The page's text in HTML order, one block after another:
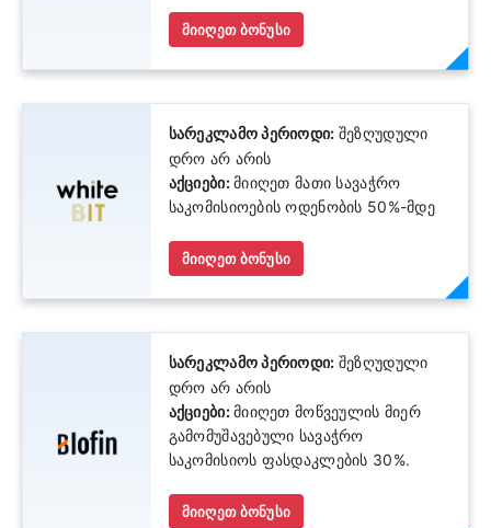
მიიღეთ ბონუსი
სარეკლამო პერიოდი: შეზღუდული
დრო არ არის
აქციები:მიიღეთ მათი სავაჭრო
საკომისიოების ოდენობის 50%-მდე
მიიღეთ ბონუსი
სარეკლამო პერიოდი: შეზღუდული
დრო არ არის
აქციები:მიიღეთ მოწვეულის მიერ
გამომუშავებული სავაჭრო
საკომისიოს ფასდაკლების 30%.
მიიღეთ ბონუსი